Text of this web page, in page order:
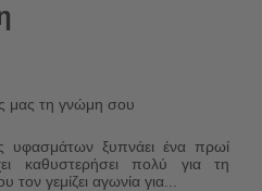
μας τη γνώμη σου
υφασμάτων ξυπνάει ένα πρωί
καθυστερήσει πολύ για τη
γεμίζει αγωνία για...